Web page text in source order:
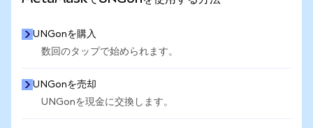
UNGonを購入
数回のタップで始められます。
UNGonを売却
UNGonを現金に交換します。